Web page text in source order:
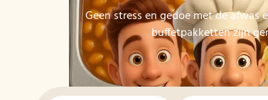
Geen stress en gedoe met de
buffetpakketten zijn